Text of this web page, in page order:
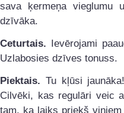
sava ķermeņa vieglumu
dzīvāka.
Ceturtais. Ievērojami
Uzlabosies dzīves tonuss.
Piektais. Tu kļūsi
Cilvēki, kas regulāri veic
tam, ka laiks priekš